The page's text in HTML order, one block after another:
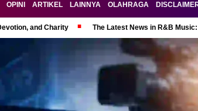
OPINI ARTIKEL LAINNYA OLAHRAGA
and Charity The Latest News in R&B